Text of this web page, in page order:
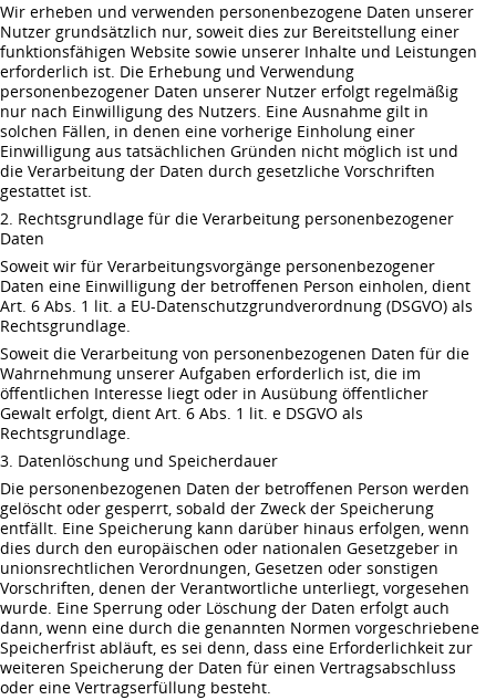
Wir erheben und verwenden personenbezogene Daten unserer
Nutzer grundsätzlich nur, soweit dies zur Bereitstellung einer
funktionsfähigen Website sowie unserer Inhalte und Leistungen
erforderlich ist. Die Erhebung und Verwendung
personenbezogener Daten unserer Nutzer erfolgt regelmäßig
nur nach Einwilligung des Nutzers. Eine Ausnahme gilt in
solchen Fällen, in denen eine vorherige Einholung einer
Einwilligung aus tatsächlichen Gründen nicht möglich ist und
die Verarbeitung der Daten durch gesetzliche Vorschriften
gestattet ist.
2. Rechtsgrundlage für die Verarbeitung personenbezogener
Daten
Soweit wir für Verarbeitungsvorgänge personenbezogener
Daten eine Einwilligung der betroffenen Person einholen, dient
Art. 6 Abs. 1 lit. a EU-Datenschutzgrundverordnung (DSGVO) als
Rechtsgrundlage.
Soweit die Verarbeitung von personenbezogenen Daten für die
Wahrnehmung unserer Aufgaben erforderlich ist, die im
öffentlichen Interesse liegt oder in Ausübung öffentlicher
Gewalt erfolgt, dient Art. 6 Abs. 1 lit. e DSGVO als
Rechtsgrundlage.
3. Datenlöschung und Speicherdauer
Die personenbezogenen Daten der betroffenen Person werden
gelöscht oder gesperrt, sobald der Zweck der Speicherung
entfällt. Eine Speicherung kann darüber hinaus erfolgen, wenn
dies durch den europäischen oder nationalen Gesetzgeber in
unionsrechtlichen Verordnungen, Gesetzen oder sonstigen
Vorschriften, denen der Verantwortliche unterliegt, vorgesehen
wurde. Eine Sperrung oder Löschung der Daten erfolgt auch
dann, wenn eine durch die genannten Normen vorgeschriebene
Speicherfrist abläuft, es sei denn, dass eine Erforderlichkeit zur
weiteren Speicherung der Daten für einen Vertragsabschluss
oder eine Vertragserfüllung besteht.